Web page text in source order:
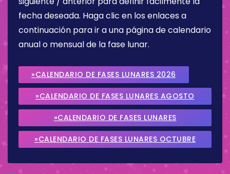
fecha deseada. Haga clic en los enlaces a
continuación para ir a una página de calendario
anual o mensual de la fase lunar.
»CALENDARIO DE FASES LUNARES 2026
»CALENDARIO DE FASES LUNARES AGOSTO
2026
»CALENDARIO DE FASES LUNARES
SEPTIEMBRE 2026
»CALENDARIO DE FASES LUNARES OCTUBRE